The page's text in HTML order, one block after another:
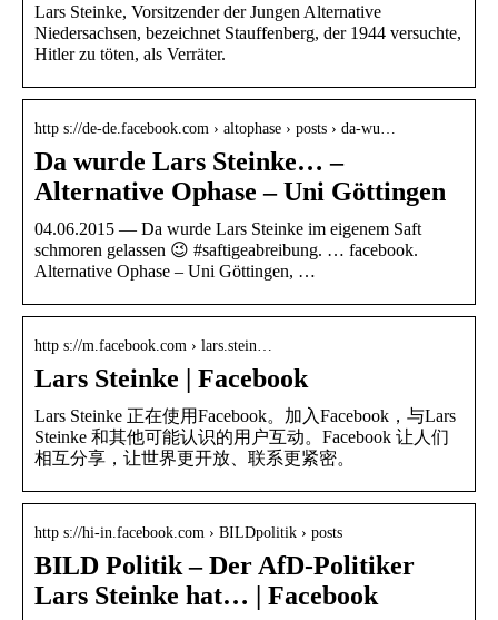
Lars Steinke, Vorsitzender der Jungen Alternative
Niedersachsen, bezeichnet Stauffenberg, der 1944 versuchte,
Hitler zu töten, als Verräter.
http s://de-de.facebook.com › altophase › posts › da-wu…
Da wurde Lars Steinke… –
Alternative Ophase – Uni Göttingen
04.06.2015 — Da wurde Lars Steinke im eigenem Saft
schmoren gelassen 😉 #saftigeabreibung. … facebook.
Alternative Ophase – Uni Göttingen, …
http s://m.facebook.com › lars.stein…
Lars Steinke | Facebook
Lars Steinke 正在使用Facebook。加入Facebook，与Lars
Steinke 和其他可能认识的用户互动。Facebook 让人们
相互分享，让世界更开放、联系更紧密。
http s://hi-in.facebook.com › BILDpolitik › posts
BILD Politik – Der AfD-Politiker
Lars Steinke hat… | Facebook